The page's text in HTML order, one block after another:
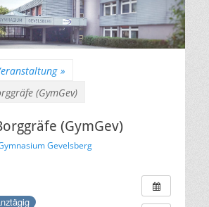
»
(GymGev)
(GymGev)
Gevelsberg